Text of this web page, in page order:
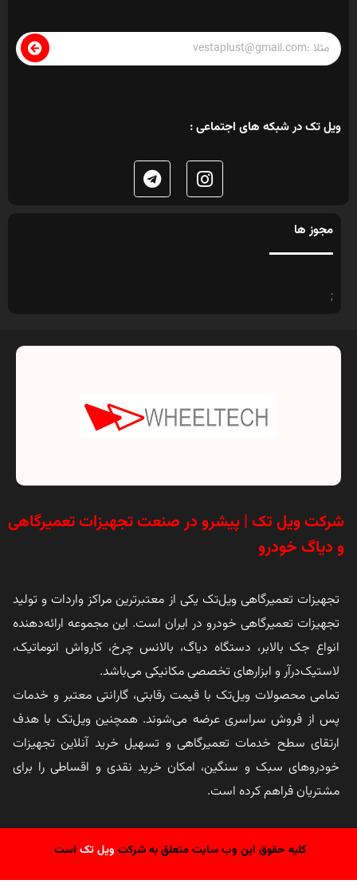
ویل تک در شبکه های اجتماعی :
مجوز ها
;
شرکت ویل تک | پیشرو در صنعت تجهیزات تعمیرگاهی
و دیاگ خودرو
تجهیزات تعمیرگاهی ویل‌تک یکی از معتبرترین مراکز واردات و تولید
تجهیزات تعمیرگاهی خودرو در ایران است. این مجموعه ارائه‌دهنده
انواع جک بالابر، دستگاه دیاگ، بالانس چرخ، کارواش اتوماتیک،
لاستیک‌درآر و ابزارهای تخصصی مکانیکی می‌باشد.
تمامی محصولات ویل‌تک با قیمت رقابتی، گارانتی معتبر و خدمات
پس از فروش سراسری عرضه می‌شوند. همچنین ویل‌تک با هدف
ارتقای سطح خدمات تعمیرگاهی و تسهیل خرید آنلاین تجهیزات
خودروهای سبک و سنگین، امکان خرید نقدی و اقساطی را برای
مشتریان فراهم کرده است.
کلیه حقوق این وب سایت متعلق به شرکت ویل تک است